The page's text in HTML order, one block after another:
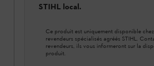
STIHL local.
Ce produit est uniquement disponible
revendeurs spécialisés agréés STIHL.
revendeurs, ils vous informeront sur la
produit.